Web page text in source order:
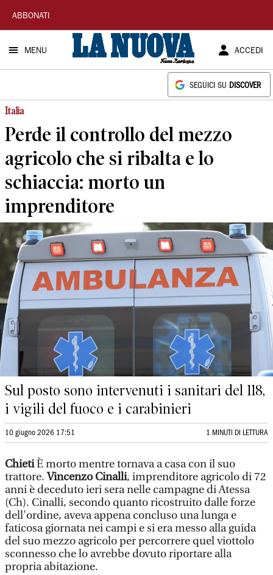
La
Nuova
Sardegna
ABBONATI
MENU ACCEDI
SEGUICI SU DISCOVER
Italia
Perde il controllo del mezzo
agricolo che si ribalta e lo
schiaccia: morto un
imprenditore
Sul posto sono intervenuti i sanitari del 118,
i vigili del fuoco e i carabinieri
10 giugno 2026 17:51 1 MINUTI DI LETTURA
ChietiÈ morto mentre tornava a casa con il suo
trattore.Vincenzo Cinalli, imprenditore agricolo di 72
anni è deceduto ieri sera nelle campagne di Atessa
(Ch). Cinalli, secondo quanto ricostruito dalle forze
dell'ordine, aveva appena concluso una lunga e
faticosa giornata nei campi e si era messo alla guida
del suo mezzo agricolo per percorrere quel viottolo
sconnesso che lo avrebbe dovuto riportare alla
propria abitazione.